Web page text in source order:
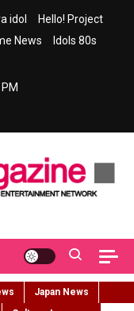
idol
Hello! Project
News
Idols 80s
Japan News